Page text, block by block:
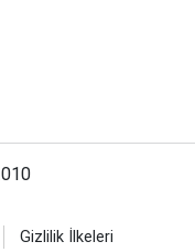
Gizlilik İlkeleri